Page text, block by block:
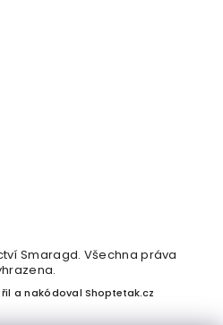
Smaragd. Všechna práva
a nakódovalShoptetak.cz